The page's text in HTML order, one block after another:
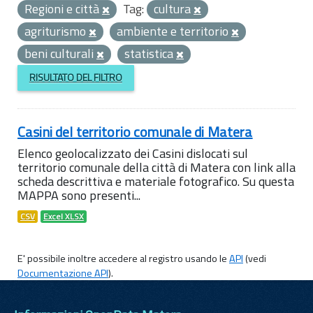
Regioni e città
Tag: cultura
agriturismo
ambiente e territorio
beni culturali
statistica
RISULTATO DEL FILTRO
Casini del territorio comunale di Matera
Elenco geolocalizzato dei Casini dislocati sul
territorio comunale della città di Matera con link alla
scheda descrittiva e materiale fotografico. Su questa
MAPPA sono presenti...
CSV Excel XLSX
E' possibile inoltre accedere al registro usando leAPI(vedi
Documentazione API).